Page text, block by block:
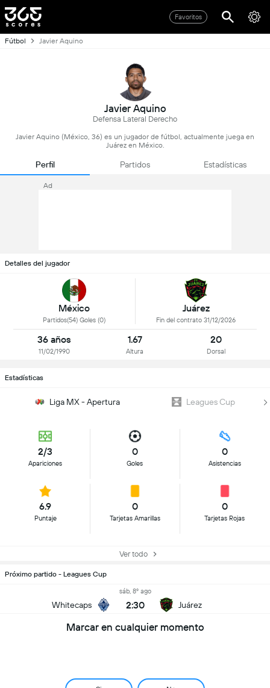
Favoritos
Fútbol Javier Aquino
Javier Aquino
Defensa Lateral Derecho
Javier Aquino (México, 36) es un jugador de fútbol, actualmente juega en
Juárez en México.
Perfil Partidos Estadísticas
Ad
Detalles del jugador
México
Partidos(54) Goles (0)
Juárez
Fin del contrato 31/12/2026
36 años
11/02/1990
1.67
Altura
20
Dorsal
Estadísticas
Liga MX - Apertura Leagues Cup
2/3
Apariciones
0
Goles
0
Asistencias
6.9
Puntaje
0
Tarjetas Amarillas
0
Tarjetas Rojas
Ver todo
Próximo partido - Leagues Cup
Whitecaps
sáb, 8º ago
2:30 Juárez
Marcar en cualquier momento